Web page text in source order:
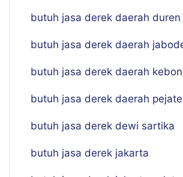
butuh jasa derek daerah
butuh jasa derek daerah
butuh jasa derek daerah
butuh jasa derek daerah
butuh jasa derek dewi sartika
butuh jasa derek jakarta